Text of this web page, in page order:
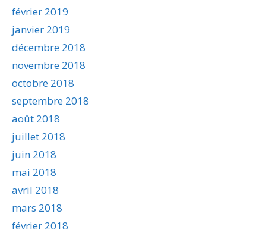
février 2019
janvier 2019
décembre 2018
novembre 2018
octobre 2018
septembre 2018
août 2018
juillet 2018
juin 2018
mai 2018
avril 2018
mars 2018
février 2018